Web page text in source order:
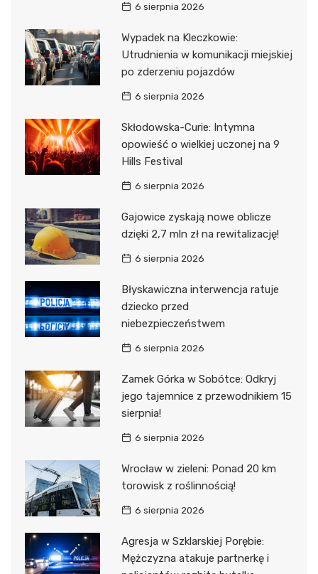
6 sierpnia 2026
Wypadek na Kleczkowie:
Utrudnienia w komunikacji miejskiej
po zderzeniu pojazdów
6 sierpnia 2026
Skłodowska-Curie: Intymna
opowieść o wielkiej uczonej na 9
Hills Festival
6 sierpnia 2026
Gajowice zyskają nowe oblicze
dzięki 2,7 mln zł na rewitalizację!
6 sierpnia 2026
Błyskawiczna interwencja ratuje
dziecko przed
niebezpieczeństwem
6 sierpnia 2026
Zamek Górka w Sobótce: Odkryj
jego tajemnice z przewodnikiem 15
sierpnia!
6 sierpnia 2026
Wrocław w zieleni: Ponad 20 km
torowisk z roślinnością!
6 sierpnia 2026
Agresja w Szklarskiej Porębie:
Mężczyzna atakuje partnerkę i